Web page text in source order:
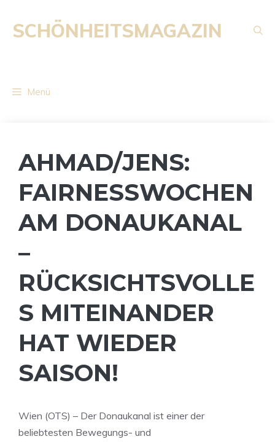
Inhalt
springen
SCHÖNHEITSMAGAZIN
Menü
AHMAD/JENS:
FAIRNESSWOCHEN
AM DONAUKANAL
–
RÜCKSICHTSVOLLE
S MITEINANDER
HAT WIEDER
SAISON!
Wien (OTS) – Der Donaukanal ist einer der
beliebtesten Bewegungs- und